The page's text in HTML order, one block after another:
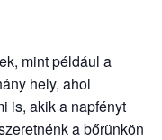
mint például a
hely, ahol
is, akik a napfényt
a bőrünkön